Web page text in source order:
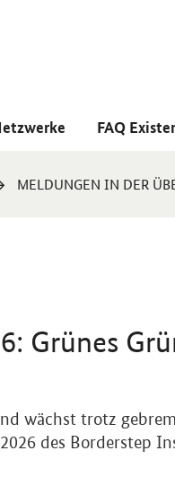
FAQ
MELDUNGEN IN DER
Grünes
wächst trotz
2026 des Borderstep